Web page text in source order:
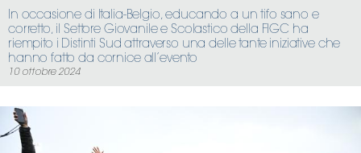
In occasione di Italia-Belgio, educando a un tifo sano e
corretto, il Settore Giovanile e Scolastico della FIGC ha
riempito i Distinti Sud attraverso una delle tante iniziative che
hanno fatto da cornice all’evento
10 ottobre 2024